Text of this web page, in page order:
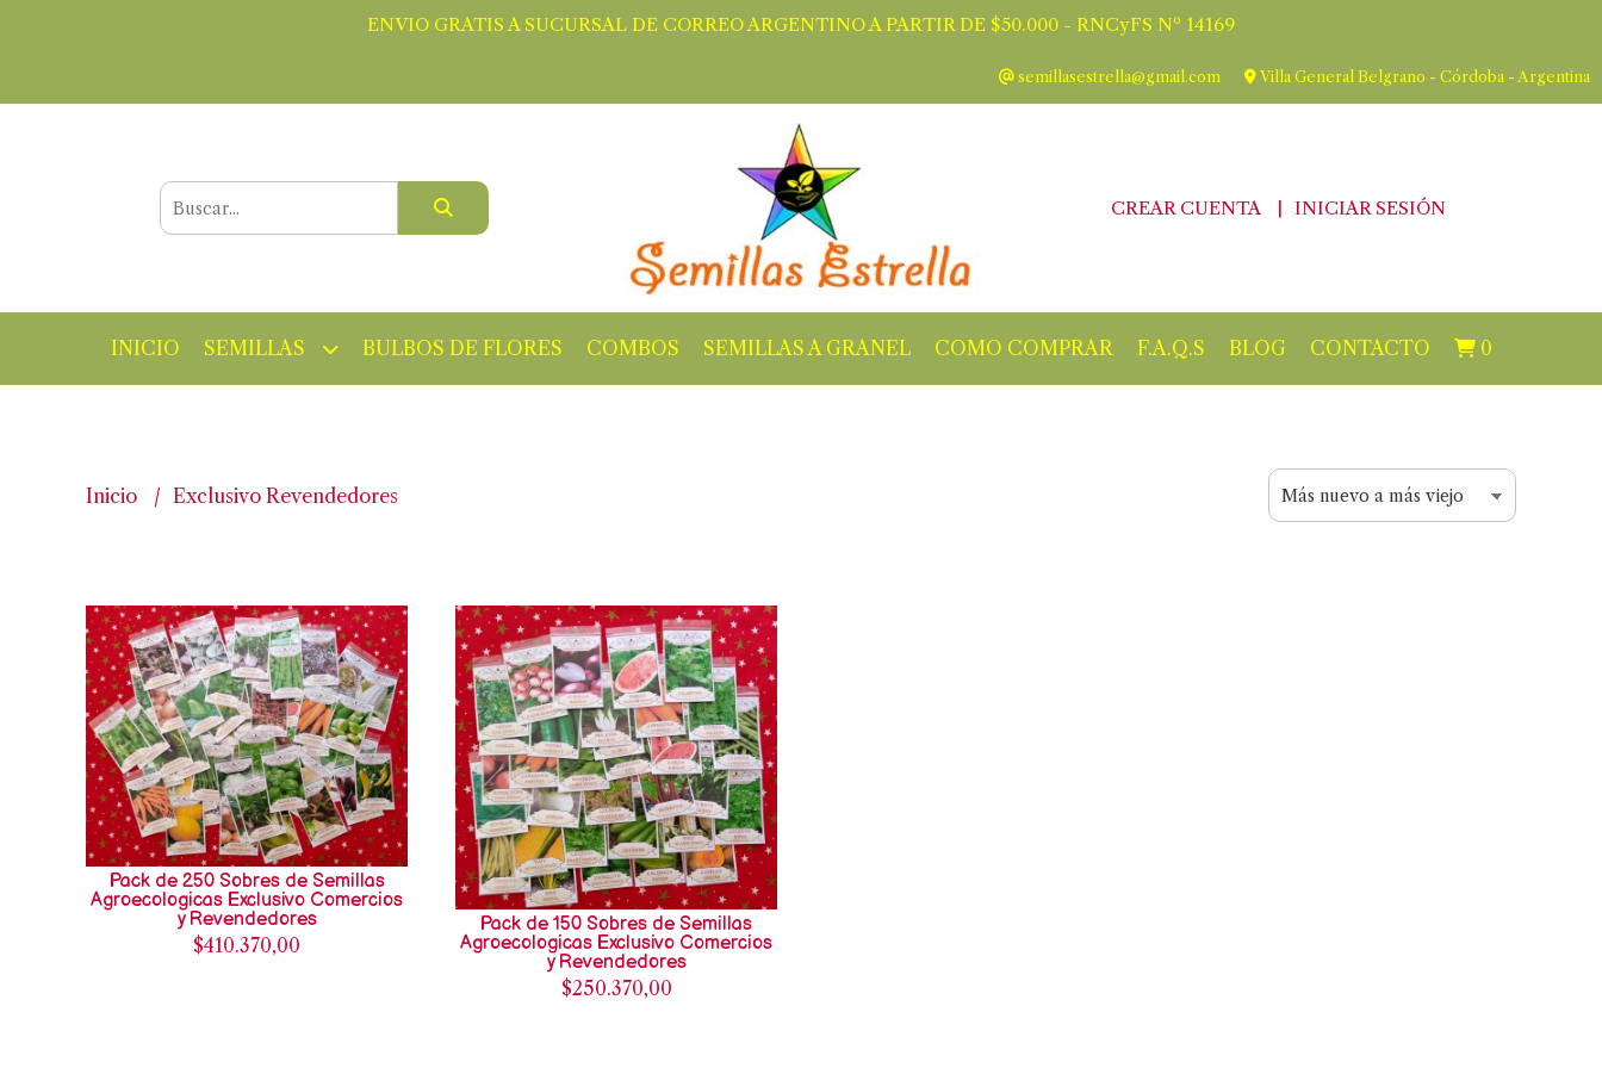
ENVIO GRATIS A SUCURSAL DE CORREO ARGENTINO A PARTIR DE $50.000 - RNCyFS Nº 14169
semillasestrella@gmail.com Villa General Belgrano - Córdoba - Argentina
CREAR CUENTA INICIAR SESIÓN
INICIO SEMILLAS BULBOS DE FLORES COMBOS SEMILLAS A GRANEL COMO COMPRAR F.A.Q.S BLOG CONTACTO 0
Inicio Exclusivo Revendedores
Pack de 250 Sobres de Semillas
Agroecologicas Exclusivo Comercios
y Revendedores
$410.370,00
Pack de 150 Sobres de Semillas
Agroecologicas Exclusivo Comercios
y Revendedores
$250.370,00